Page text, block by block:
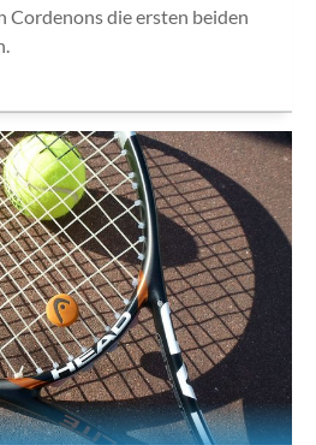
Cordenons die ersten beiden